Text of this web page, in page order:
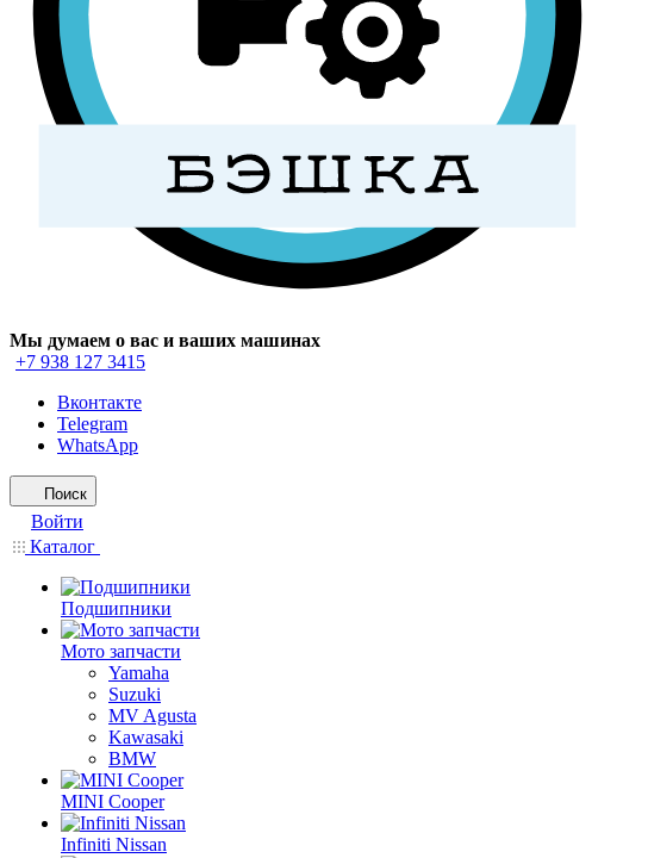
Мы думаем о вас и ваших машинах
+7 938 127 3415
Вконтакте
Telegram
WhatsApp
Поиск
Войти
Каталог
Подшипники
Мото запчасти
Yamaha
Suzuki
MV Agusta
Kawasaki
BMW
MINI Cooper
Infiniti Nissan